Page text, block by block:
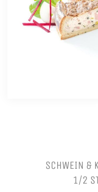
SCHWEIN &
1/2